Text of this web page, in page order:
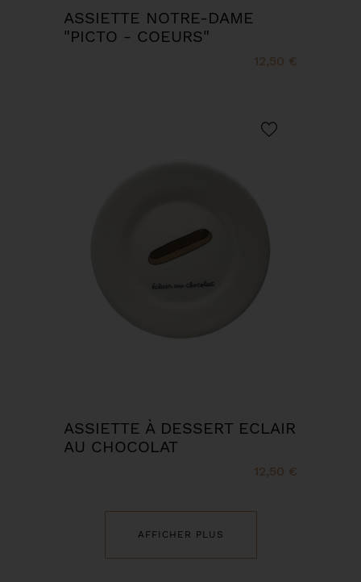
ASSIETTE NOTRE-DAME
"PICTO - COEURS"
12,50 €
ASSIETTE À DESSERT ECLAIR
AU CHOCOLAT
12,50 €
AFFICHER PLUS